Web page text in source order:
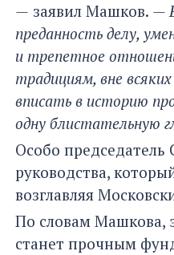
— заявил Машков. —
преданность делу,
и трепетное
традициям, вне
вписать в историю
одну блистательную
Особо
руководства,
возглавляя
По словам Машкова,
станет прочным